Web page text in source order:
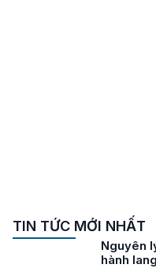
TIN TỨC MỚI NHẤT
Nguyên
hành lang